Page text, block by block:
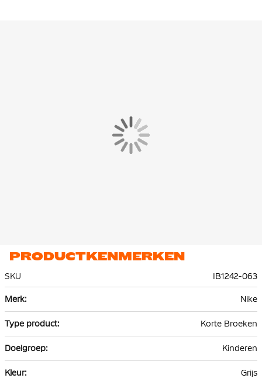
PRODUCTKENMERKEN
SKU
IB1242-063
informatie
Nike
Korte Broeken
Kinderen
Grijs